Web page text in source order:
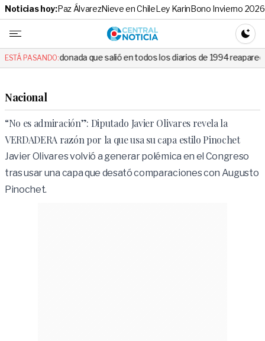
Noticias hoy:Paz ÁlvarezNieve en ChileLey KarinBono Invierno 2026
Central
ESTÁ PASANDO:que salió en todos los diarios de 1994 reapareció e hizo llorar a
Nacional
“No es admiración”: Diputado Javier Olivares revela la
VERDADERA razón por la que usa su capa estilo Pinochet
Javier Olivares volvió a generar polémica en el Congreso
tras usar una capa que desató comparaciones con Augusto
Pinochet.